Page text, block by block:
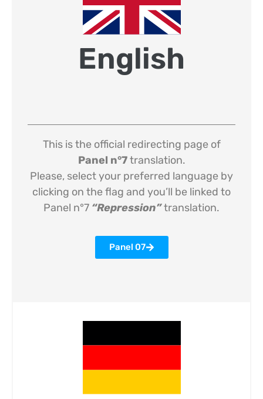
English
This is the official redirecting page of
Panel n°7translation.
Please, select your preferred language by
clicking on the flag and you’ll be linked to
Panel n°7 “Repression”translation.
Panel 07